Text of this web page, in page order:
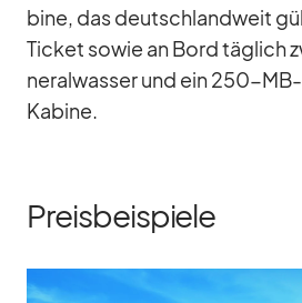
bine, das deutsch­land­weit
Ti­cket so­wie an Bord täg­lich
ne­ral­was­ser und ein 250-
Ka­bine.
Preisbeispiele